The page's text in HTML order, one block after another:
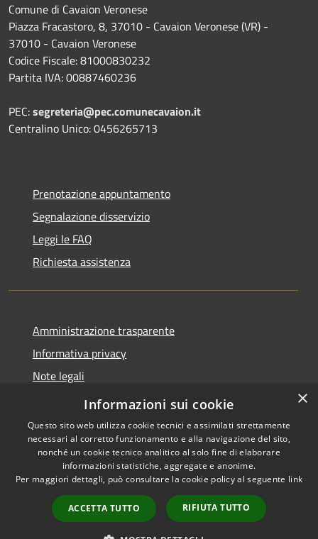
Comune di Cavaion Veronese
Piazza Fracastoro, 8, 37010 - Cavaion Veronese (VR) -
37010 - Cavaion Veronese
Codice Fiscale: 81000830232
Partita IVA: 00887460236
PEC:segreteria@pec.comunecavaion.it
Centralino Unico: 0456265713
Prenotazione appuntamento
Segnalazione disservizio
Leggi le FAQ
Richiesta assistenza
Amministrazione trasparente
Informativa privacy
Note legali
Dichiarazione di accessibilità
Accessibilità
Copyright © 2026 • Comune di
Cavaion Veronese • Powered
byMunicipium
Accesso
redazione
×
Informazioni sui cookie
Questo sito web utilizza cookie tecnici e assimilati strettamente
necessari al corretto funzionamento e alla navigazione del sito,
nonché un cookie tecnico analitico al solo fine di elaborare
informazioni statistiche, aggregate e anonime.
Per maggiori dettagli, può consultare la cookie policy al seguente link
ACCETTA TUTTO RIFIUTA TUTTO